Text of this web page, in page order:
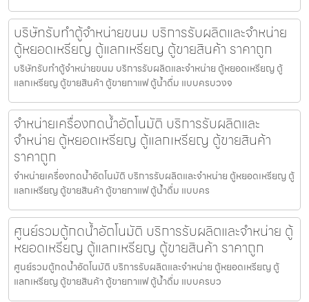
บริษัทรับทำตู้จำหน่ายขนม บริการรับผลิตและจำหน่าย
ตู้หยอดเหรียญ ตู้แลกเหรียญ ตู้ขายสินค้า ราคาถูก
บริษัทรับทำตู้จำหน่ายขนม บริการรับผลิตและจำหน่าย ตู้หยอดเหรียญ ตู้
แลกเหรียญ ตู้ขายสินค้า ตู้ขายกาแฟ ตู้น้ำดื่ม แบบครบวงจ
จำหน่ายเครื่องกดน้ำอัตโนมัติ บริการรับผลิตและ
จำหน่าย ตู้หยอดเหรียญ ตู้แลกเหรียญ ตู้ขายสินค้า
ราคาถูก
จำหน่ายเครื่องกดน้ำอัตโนมัติ บริการรับผลิตและจำหน่าย ตู้หยอดเหรียญ ตู้
แลกเหรียญ ตู้ขายสินค้า ตู้ขายกาแฟ ตู้น้ำดื่ม แบบคร
ศูนย์รวมตู้กดน้ำ​อัตโนมัติ บริการรับผลิตและจำหน่าย ตู้
หยอดเหรียญ ตู้แลกเหรียญ ตู้ขายสินค้า ราคาถูก
ศูนย์รวมตู้กดน้ำ​อัตโนมัติ บริการรับผลิตและจำหน่าย ตู้หยอดเหรียญ ตู้
แลกเหรียญ ตู้ขายสินค้า ตู้ขายกาแฟ ตู้น้ำดื่ม แบบครบว